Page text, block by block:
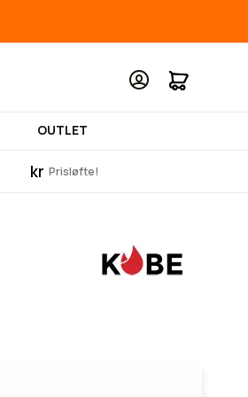
Min
OUTLET
kr Prisløfte!